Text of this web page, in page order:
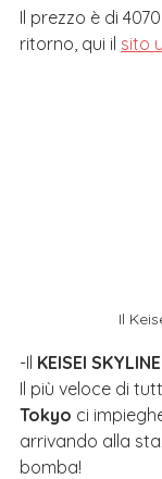
Il prezzo è di
ritorno, qui il sito
Il
-Il KEISEI
Il più veloce di
Tokyo ci
arrivando alla
bomba!